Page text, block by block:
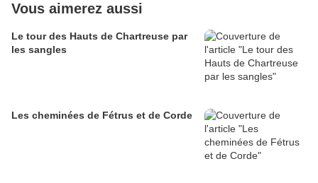
Vous aimerez aussi
Le tour des Hauts de Chartreuse par
les sangles
Les cheminées de Fétrus et de Corde